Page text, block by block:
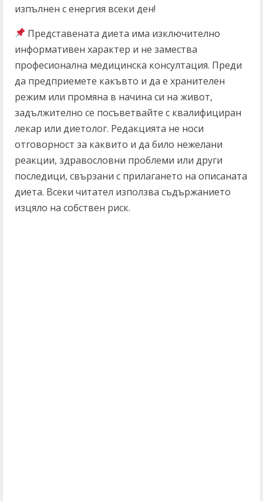
изпълнен с енергия всеки ден!
Представената диета има изключително
информативен характер и не замества
професионална медицинска консултация. Преди
да предприемете какъвто и да е хранителен
режим или промяна в начина си на живот,
задължително се посъветвайте с квалифициран
лекар или диетолог. Редакцията не носи
отговорност за каквито и да било нежелани
реакции, здравословни проблеми или други
последици, свързани с прилагането на описаната
диета. Всеки читател използва съдържанието
изцяло на собствен риск.